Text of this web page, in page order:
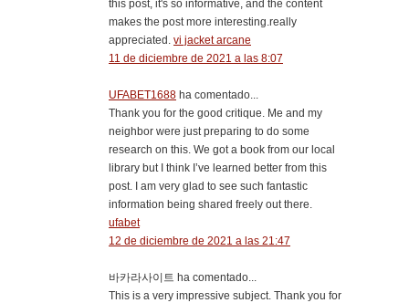
this post, it's so informative, and the content
makes the post more interesting.really
appreciated. vi jacket arcane
11 de diciembre de 2021 a las 8:07
UFABET1688 ha comentado...
Thank you for the good critique. Me and my
neighbor were just preparing to do some
research on this. We got a book from our local
library but I think I’ve learned better from this
post. I am very glad to see such fantastic
information being shared freely out there.
ufabet
12 de diciembre de 2021 a las 21:47
바카라사이트 ha comentado...
This is a very impressive subject. Thank you for